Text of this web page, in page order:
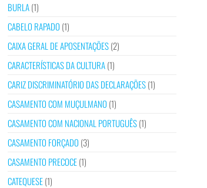
BURLA(1)
CABELO RAPADO (1)
CAIXA GERAL DE APOSENTAÇÕES(2)
CARACTERÍSTICAS DA CULTURA(1)
CARIZ DISCRIMINATÓRIO DAS DECLARAÇÕES(1)
CASAMENTO COM MUÇULMANO (1)
CASAMENTO COM NACIONAL PORTUGUÊS(1)
CASAMENTO FORÇADO (3)
CASAMENTO PRECOCE(1)
CATEQUESE(1)